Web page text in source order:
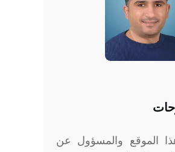
الموقع والمسؤول عن